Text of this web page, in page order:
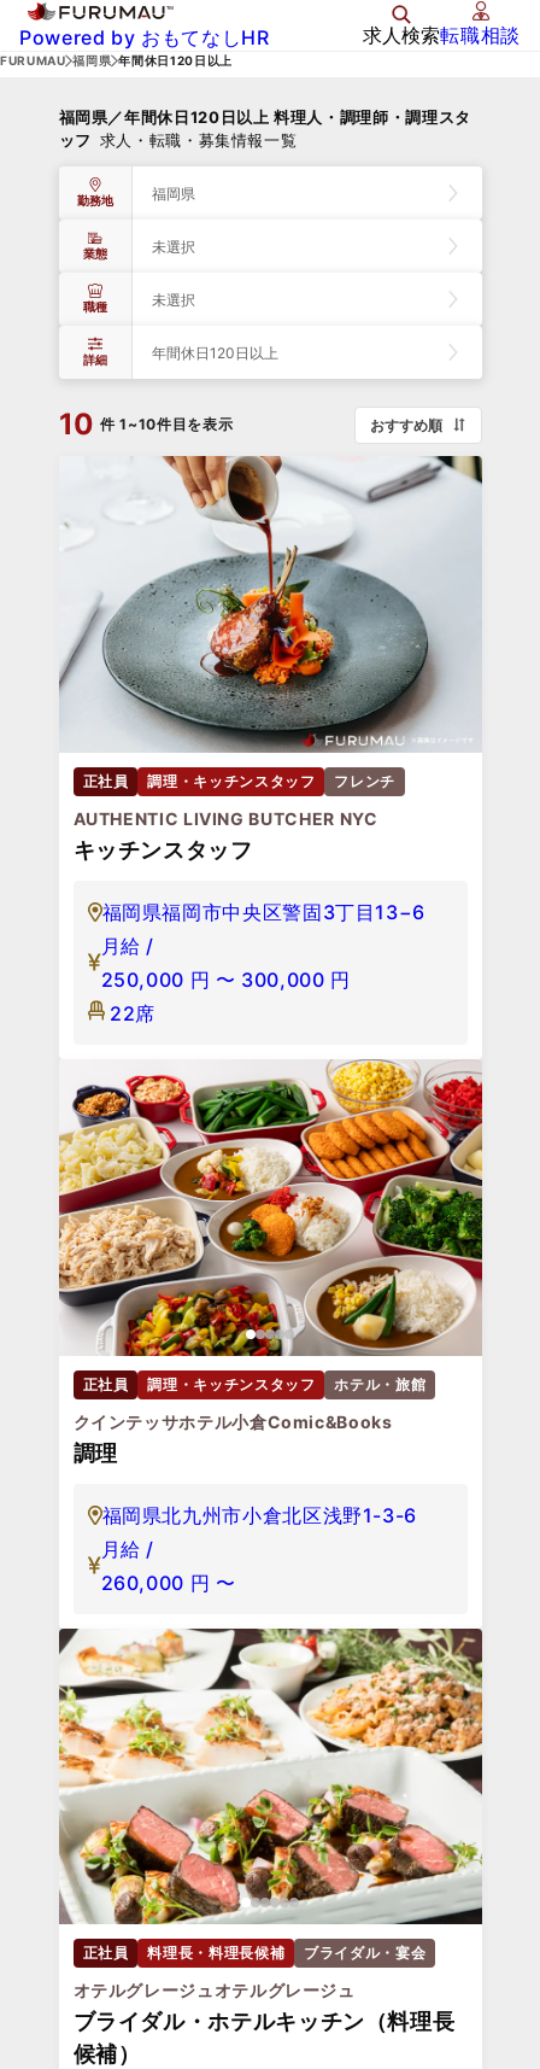
Powered by おもてなしHR 求人検索転職相談
FURUMAU 福岡県 年間休日120日以上
福岡県／年間休日120日以上 料理人・調理師・調理スタ
ッフ 求人・転職・募集情報一覧
勤務地 福岡県
業態 未選択
職種 未選択
詳細 年間休日120日以上
10 件 1~10件目を表示 おすすめ順
正社員 調理・キッチンスタッフ フレンチ
AUTHENTIC LIVING BUTCHER NYC
キッチンスタッフ
福岡県福岡市中央区警固3丁目13−6
月給 /
250,000 円 〜 300,000 円
22席
正社員 調理・キッチンスタッフ ホテル・旅館
クインテッサホテル小倉Comic&Books
調理
福岡県北九州市小倉北区浅野1-3-6
月給 /
260,000 円 〜
正社員 料理長・料理長候補 ブライダル・宴会
オテルグレージュオテルグレージュ
ブライダル・ホテルキッチン（料理長
候補）